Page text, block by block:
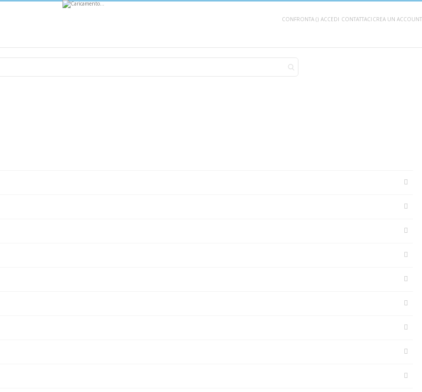
CONFRONTA () ACCEDI CONTATTACI CREA UN ACCOUNT